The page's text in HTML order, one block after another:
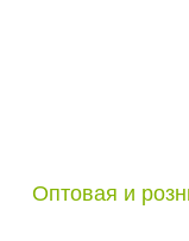
Оптовая и